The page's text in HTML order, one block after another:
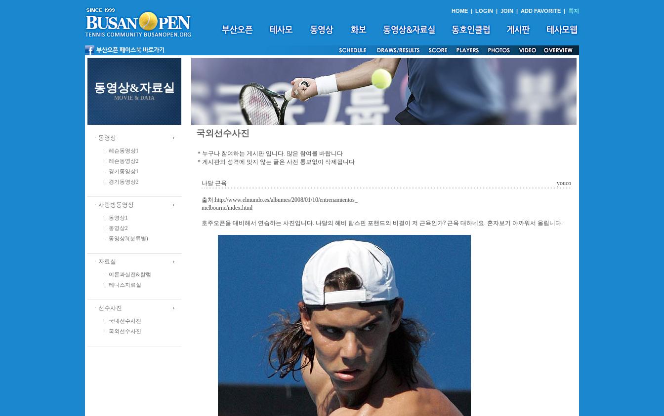
HOME | LOGIN | JOIN | ADD FAVORITE | 쪽지
동영상&자료실
MOVIE & DATA
ㆍ동영상
레슨동영상1
레슨동영상2
경기동영상1
경기동영상2
ㆍ사랑방동영상
동영상1
동영상2
동영상3(분류별)
ㆍ자료실
이론과실전&칼럼
테니스자료실
ㆍ선수사진
국내선수사진
국외선수사진
국외선수사진
＊누구나 참여하는 게시판 입니다. 많은 참여를 바랍니다
＊게시판의 성격에 맞지 않는 글은 사전 통보없이 삭제됩니다
나달 근육 youco
출처:http://www.elmundo.es/albumes/2008/01/10/entrenamientos_
melbourne/index.html
호주오픈을 대비해서 연습하는 사진입니다. 나달의 헤비 탑스핀 포핸드의 비결이 저 근육인가? 근육 대하네요. 혼자보기 아까워서 올립니다.